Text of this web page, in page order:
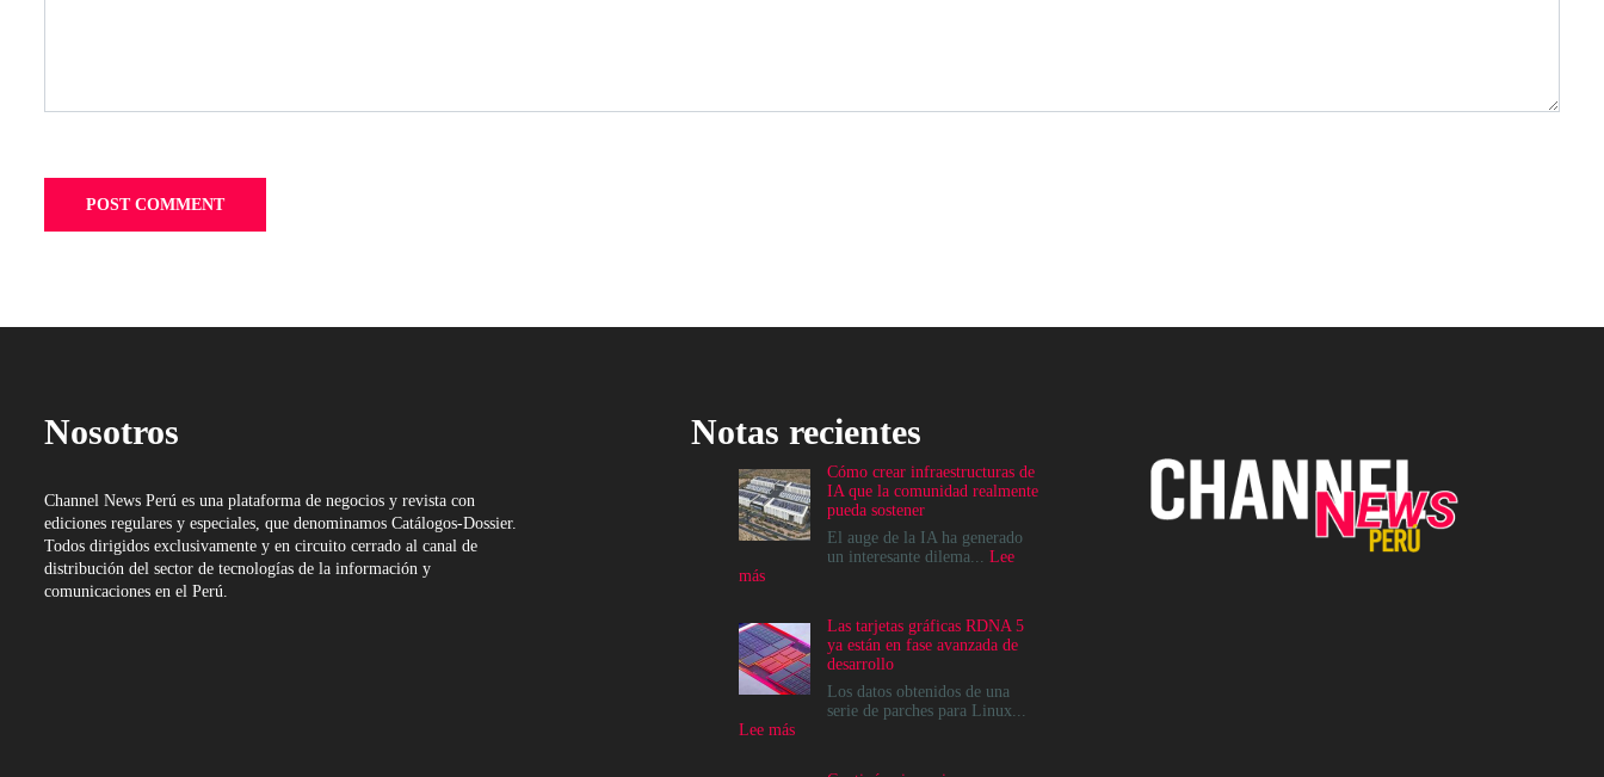
Nosotros
Channel News Perú es una plataforma de negocios y revista con
ediciones regulares y especiales, que denominamos Catálogos-Dossier.
Todos dirigidos exclusivamente y en circuito cerrado al canal de
distribución del sector de tecnologías de la información y
comunicaciones en el Perú.
Notas recientes
Cómo crear infraestructuras de
IA que la comunidad realmente
pueda sostener
El auge de la IA ha generado
un interesante dilema... Lee
más:
infraestructuras
de
IA
que
comunidad
Las tarjetas gráficas RDNA 5
ya están en fase avanzada de
desarrollo
Los datos obtenidos de una
serie de parches para Linux...
Lee más: